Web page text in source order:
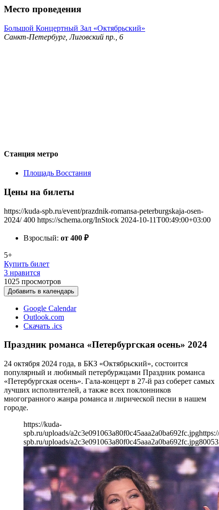
Место проведения
Большой Концертный Зал «Октябрьский»
Санкт-Петербург, Лиговский пр., 6
Станция метро
Площадь Восстания
Цены на билеты
https://kuda-spb.ru/event/prazdnik-romansa-peterburgskaja-osen-
2024/ 400 https://schema.org/InStock 2024-10-11T00:49:00+03:00
Взрослый: от 400 ₽
5+
Купить билет
3 нравится
1025 просмотров
Добавить в календарь
Google Calendar
Outlook.com
Скачать .ics
Праздник романса «Петербургская осень» 2024
24 октября 2024 года, в БКЗ «Октябрьский», состоится
популярный и любимый петербуржцами Праздник романса
«Петербургская осень». Гала-концерт в 27-й раз соберет самых
лучших исполнителей, а также всех поклонников
многогранного жанра романса и лирической песни в нашем
городе.
https://kuda-
spb.ru/uploads/a2c3e091063a80f0c45aaa2a0ba692fc.jpg
spb.ru/uploads/a2c3e091063a80f0c45aaa2a0ba692fc.jpg800